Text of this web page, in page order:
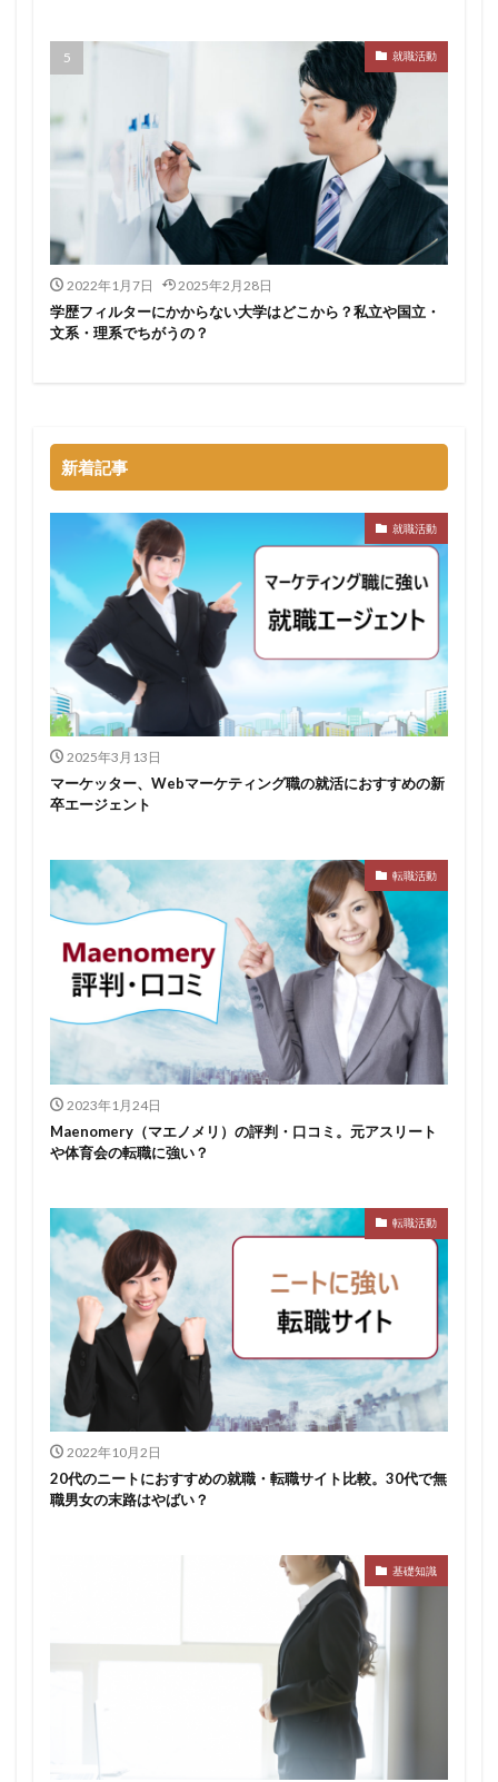
就職活動
2022年1月7日 2025年2月28日
学歴フィルターにかからない大学はどこから？私立や国立・
文系・理系でちがうの？
新着記事
就職活動
2025年3月13日
マーケッター、Webマーケティング職の就活におすすめの新
卒エージェント
転職活動
2023年1月24日
Maenomery（マエノメリ）の評判・口コミ。元アスリート
や体育会の転職に強い？
転職活動
2022年10月2日
20代のニートにおすすめの就職・転職サイト比較。30代で無
職男女の末路はやばい？
基礎知識
CAMPUS CAREER
20代
dodaキャンパス
2025卒
2024卒
2024
2023 1年目
1ヵ月未満
DiG UP CAREER DYM就職
Sier
SE Re就活
Premiumスカウト
pacebox
ONECAREER OfferBox
NNT
Meets Company
Maenomery
JOBRASS新卒
JAIC
やめても生きていける
みなし手当
やり方
ミーツカンパニー
マイナビ新卒紹介
マイナビジョブ20'sスカウト
マイナビジョブ20's
マイナビ
マーケティング
やりたくない
やり方がわからない
ホワイト企業ランキング
不人気業界
人生終了
二次面接
二次募集 事務職
九州地方
中小企業
ユニスタイル
一次面接
リクナビ就職エージェント
リクナビ
ランキング
マーケッター
ホワイト企業
シェア
スタートアップ
ディグアップキャリア
ツノル
タイプ
スポナビキャリア
スポチョク
スポチャレ
スポーツフィールド
スポーツ
スカウトサイト
デューダ スーツ
しんどい
シンクトワイス
ジョブラス
ジョブトラ
ジョブティービー
システムエンジニア
ジェイック
テストセンター
どこから
ボロボロ
ベクトル
ペースボックス
プログラミング
プログラマー
フューチャーファインダー
どこでもいい
ビズリーチ・キャンパス
バレない
ハタラクティブ
ネオキャリア
ニート
どんな性格の人
どんな仕事が向いている
とりあえず
どっち
高卒
検索